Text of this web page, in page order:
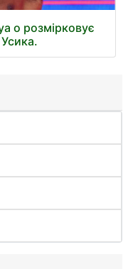
о розмірковує